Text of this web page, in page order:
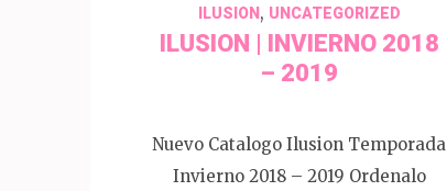
ILUSION, UNCATEGORIZED
ILUSION | INVIERNO 2018
– 2019
Nuevo Catalogo Ilusion Temporada
Invierno 2018 – 2019 Ordenalo